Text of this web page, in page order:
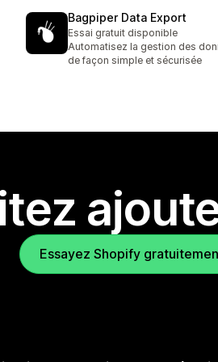
Bagpiper Data Export
Essai gratuit disponible
Automatisez la gestion des
de façon simple et sécurisée
Essayez Shopify